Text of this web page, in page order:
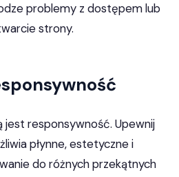
problemy z dostępem lub
strony.
jest responsywność. Upewnij
płynne, estetyczne i
do różnych przekątnych